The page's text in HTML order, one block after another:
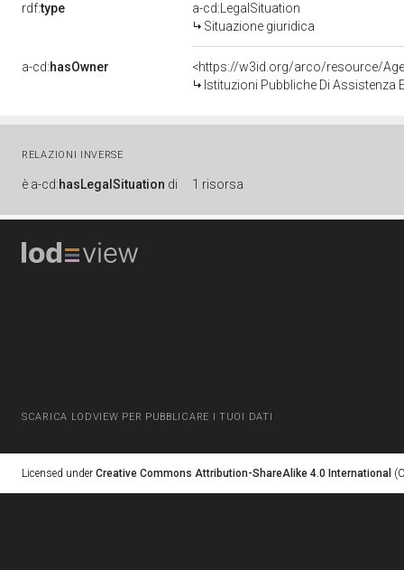
rdf:type
a-cd:LegalSituation
Situazione giuridica
a-cd:hasOwner
<https://w3id.org/arco/resource/
Istituzioni Pubbliche Di Assistenza
RELAZIONI INVERSE
è a-cd:hasLegalSituation di 1 risorsa
SCARICA LODVIEW PER PUBBLICARE I TUOI DATI
Licensed under Creative Commons Attribution-ShareAlike 4.0 International